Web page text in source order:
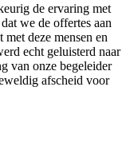
de ervaring met
we de offertes aan
deze mensen en
echt geluisterd naar
van onze begeleider
afscheid voor